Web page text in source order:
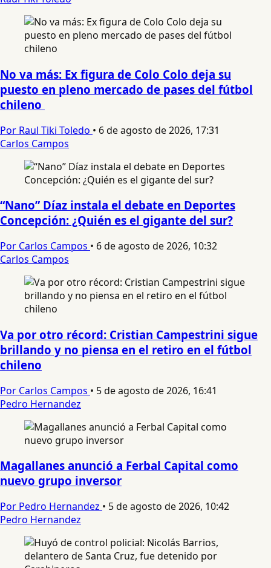
No va más: Ex figura de Colo Colo deja su
puesto en pleno mercado de pases del fútbol
chileno
Por Raul Tiki Toledo • 6 de agosto de 2026, 17:31
Carlos Campos
“Nano” Díaz instala el debate en Deportes
Concepción: ¿Quién es el gigante del sur?
Por Carlos Campos • 6 de agosto de 2026, 10:32
Carlos Campos
Va por otro récord: Cristian Campestrini sigue
brillando y no piensa en el retiro en el fútbol
chileno
Por Carlos Campos • 5 de agosto de 2026, 16:41
Pedro Hernandez
Magallanes anunció a Ferbal Capital como
nuevo grupo inversor
Por Pedro Hernandez • 5 de agosto de 2026, 10:42
Pedro Hernandez